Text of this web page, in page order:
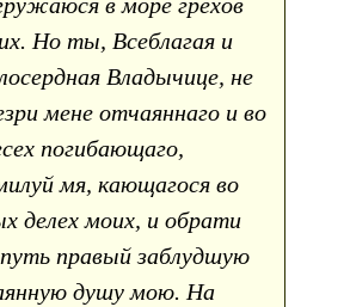
Но ты, Всеблагая и
Владычице, не
мене отчаяннаго и во
погибающаго,
мя, кающагося во
делех моих, и обрати
правый заблудшую
душу мою. На